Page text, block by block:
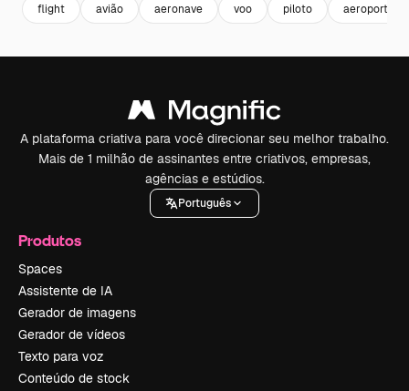
flight avião aeronave voo piloto aeroporto
A plataforma criativa para você direcionar seu melhor trabalho.
Mais de 1 milhão de assinantes entre criativos, empresas,
agências e estúdios.
Português
Produtos
Spaces
Assistente de IA
Gerador de imagens
Gerador de vídeos
Texto para voz
Conteúdo de stock